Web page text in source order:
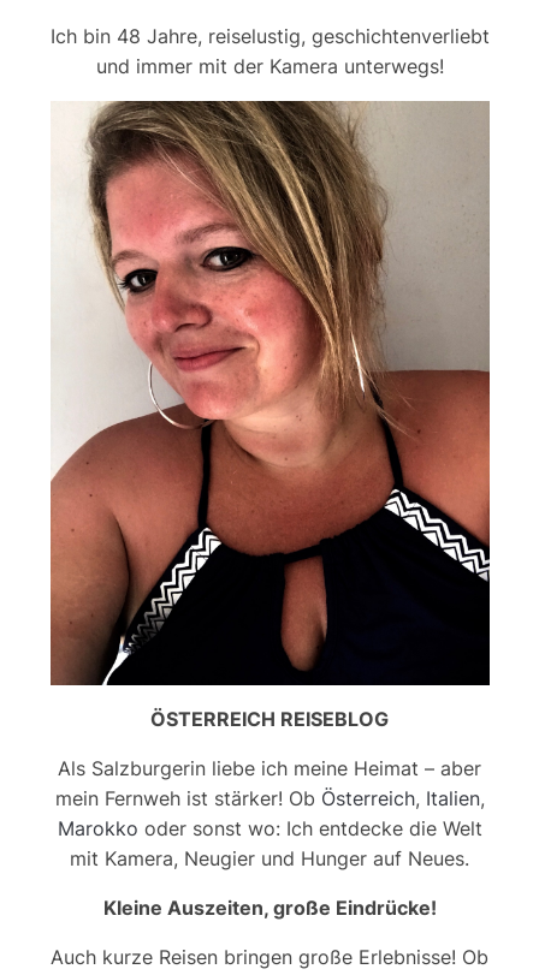
Ich bin 48 Jahre, reiselustig, geschichtenverliebt
und immer mit der Kamera unterwegs!
ÖSTERREICH REISEBLOG
Als Salzburgerin liebe ich meine Heimat – aber
mein Fernweh ist stärker! Ob Österreich, Italien,
Marokko oder sonst wo: Ich entdecke die Welt
mit Kamera, Neugier und Hunger auf Neues.
Kleine Auszeiten, große Eindrücke!
Auch kurze Reisen bringen große Erlebnisse! Ob